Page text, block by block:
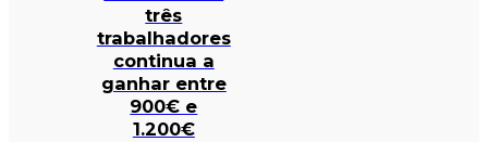
três
trabalhadores
continua a
ganhar entre
900€ e
1.200€